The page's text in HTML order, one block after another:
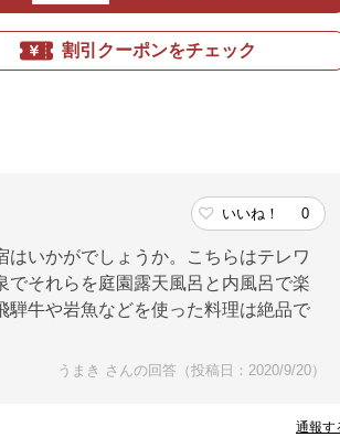
割引クーポンをチェック
いいね！ 0
いかがでしょうか。こちらはテレワ
でそれらを庭園露天風呂と内風呂で楽
騨牛や岩魚などを使った料理は絶品で
うまき さんの回答（投稿日：2020/9/20）
通報す